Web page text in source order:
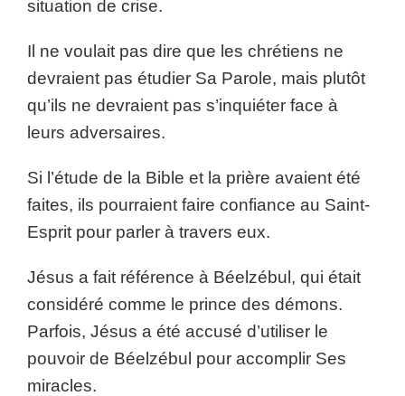
situation de crise.
Il ne voulait pas dire que les chrétiens ne
devraient pas étudier Sa Parole, mais plutôt
qu’ils ne devraient pas s’inquiéter face à
leurs adversaires.
Si l’étude de la Bible et la prière avaient été
faites, ils pourraient faire confiance au Saint-
Esprit pour parler à travers eux.
Jésus a fait référence à Béelzébul, qui était
considéré comme le prince des démons.
Parfois, Jésus a été accusé d’utiliser le
pouvoir de Béelzébul pour accomplir Ses
miracles.